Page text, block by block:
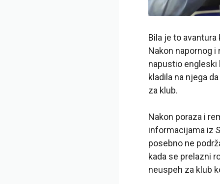
Bila je to
Nakon napornog
napustio engleski
kladila na njega
za klub.
Nakon poraza i
informacijama iz
posebno ne
kada se prelazni
neuspeh za klub